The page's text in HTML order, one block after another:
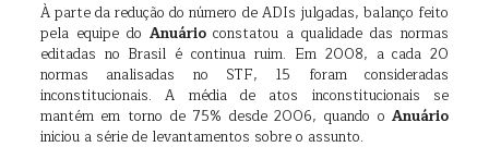
À parte da redução do número de ADIs julgadas, balanço feito
pela equipe do Anuárioconstatou a qualidade das normas
editadas no Brasil é continua ruim. Em 2008, a cada 20
normas analisadas no STF, 15 foram consideradas
inconstitucionais. A média de atos inconstitucionais se
mantém em torno de 75% desde 2006, quando oAnuário
iniciou a série de levantamentos sobre o assunto.